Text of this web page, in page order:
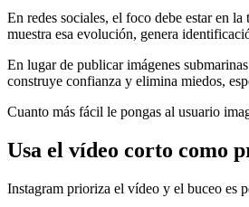
En redes sociales, el foco debe estar en
muestra esa evolución, genera
En lugar de publicar imágenes
construye confianza y elimina miedos,
Cuanto más fácil le pongas al usuario
Usa el vídeo corto como
Instagram prioriza el vídeo y el buceo es